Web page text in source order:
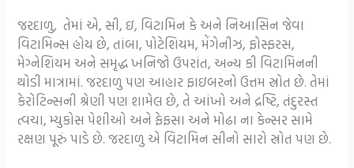
જરદાળુ, તેમાં એ, સી, ઇ, વિટામિન કે અને નિઆસિન જેવા
વિટામિન્સ હોય છે, તાંબા, પોટેશિયમ, મેંગેનીઝ, ફોસ્ફરસ,
મેગ્નેશિયમ અને સમૃદ્ધ ખનિજો ઉપરાંત, અન્ય કી વિટામિનની
થોડી માત્રામાં. જરદાળુ પણ આહાર ફાઇબરનો ઉત્તમ સ્રોત છે. તેમાં
કેરોટિન્સની શ્રેણી પણ શામેલ છે, તે આંખો અને દ્રષ્ટિ, તંદુરસ્ત
ત્વચા, મ્યુકોસ પેશીઓ અને ફેફસા અને મોઢા ના કેન્સર સામે
રક્ષણ પૂરું પાડે છે. જરદાળુ એ વિટામિન સીનો સારો સ્રોત પણ છે.